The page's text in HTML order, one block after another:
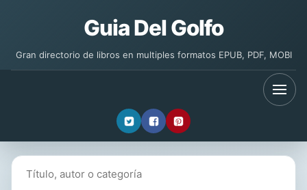
Guia Del Golfo
Gran directorio de libros en multiples formatos EPUB, PDF, MOBI